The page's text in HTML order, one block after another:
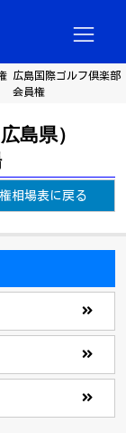
広島国際ゴルフ倶楽部
会員権
島県）
相場表に戻る